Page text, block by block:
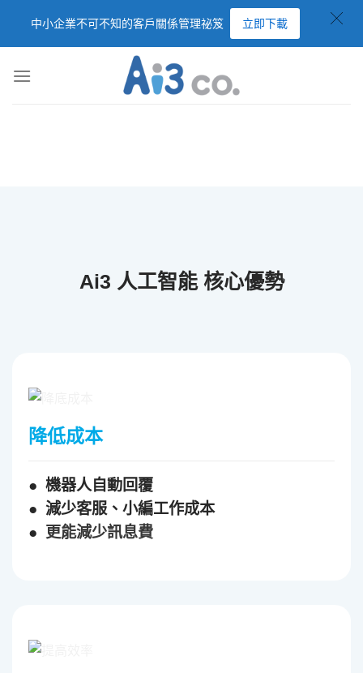
Ai3 人工智能 核心優勢
降低成本
● 機器人自動回覆
● 減少客服、小編工作成本
● 更能減少訊息費
中小企業不可不知的客戶關係管理祕笈 立即下載